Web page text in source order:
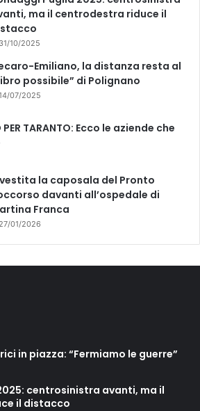
ma il centrodestra riduce il
31/10/2025
Emiliano, la distanza resta al
possibile” di Polignano
07/2025
PER TARANTO: Ecco le aziende che
la caposala del Pronto
davanti all’ospedale di
Franca
27/01/2026
in piazza: “Fermiamo le guerre”
centrosinistra avanti, ma il
il distacco